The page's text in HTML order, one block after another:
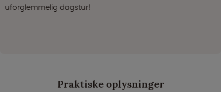
uforglemmelig dagstur!
Praktiske oplysninger